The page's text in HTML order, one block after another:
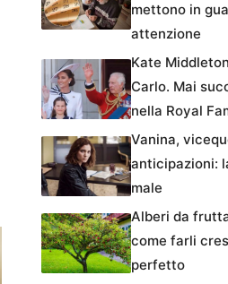
mettono in
attenzione
Kate
Carlo. Mai
nella Royal
Vanina,
anticipazioni:
male
Alberi da
come farli
perfetto